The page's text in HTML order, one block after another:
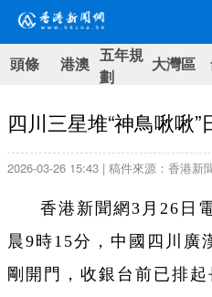
頭條 港澳 五年規
劃
大灣區
四川三星堆“神鳥啾啾
2026-03-26 15:43 | 稿件來源：香港新
香港新聞網3月26日
晨9時15分，中國四川廣
剛開門，收銀台前已排